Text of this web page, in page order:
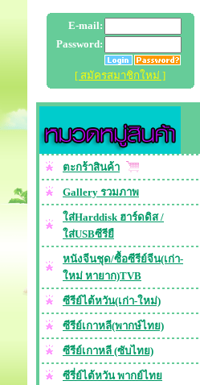
E-mail:
Password:
[ สมัครสมาชิกใหม่ ]
ตะกร้าสินค้า
Gallery รวมภาพ
ใส่Harddisk ฮาร์ดดิส /
ใส่USBซีรียื
หนังจีนชุด/ซื้อซีรีย์จีน(เก่า-
ใหม่ หายาก)TVB
ซีรีย์ไต้หวัน(เก่า-ใหม่)
ซีรีย์เกาหลี(พากษ์ไทย)
ซีรีย์เกาหลี (ซับไทย)
ซีรี่ย์ไต้หวัน พากย์ไทย